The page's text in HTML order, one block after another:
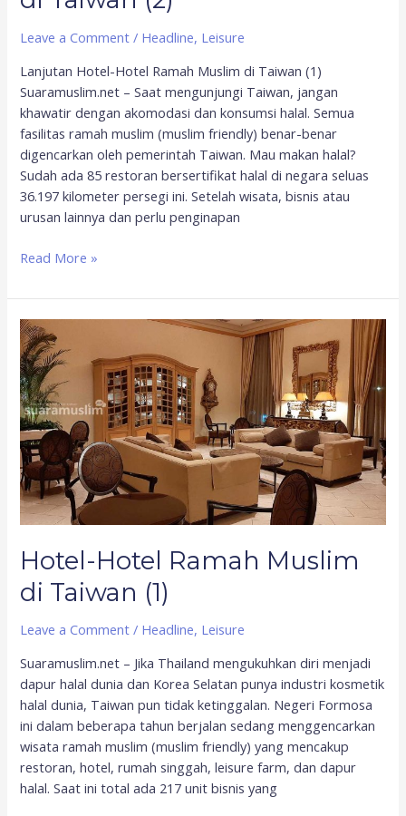
Leave a Comment / Headline, Leisure
Lanjutan Hotel-Hotel Ramah Muslim di Taiwan (1)
Suaramuslim.net – Saat mengunjungi Taiwan, jangan
khawatir dengan akomodasi dan konsumsi halal. Semua
fasilitas ramah muslim (muslim friendly) benar-benar
digencarkan oleh pemerintah Taiwan. Mau makan halal?
Sudah ada 85 restoran bersertifikat halal di negara seluas
36.197 kilometer persegi ini. Setelah wisata, bisnis atau
urusan lainnya dan perlu penginapan
Read More »
Hotel-Hotel Ramah Muslim
di Taiwan (1)
Leave a Comment / Headline, Leisure
Suaramuslim.net – Jika Thailand mengukuhkan diri menjadi
dapur halal dunia dan Korea Selatan punya industri kosmetik
halal dunia, Taiwan pun tidak ketinggalan. Negeri Formosa
ini dalam beberapa tahun berjalan sedang menggencarkan
wisata ramah muslim (muslim friendly) yang mencakup
restoran, hotel, rumah singgah, leisure farm, dan dapur
halal. Saat ini total ada 217 unit bisnis yang
Hotel-
Hotel
Ramah
Muslim
di
Taiwan
(1)